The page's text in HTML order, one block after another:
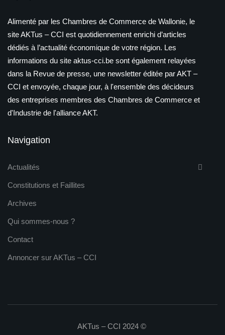
Alimenté par les Chambres de Commerce de Wallonie, le
site AKTus – CCI est quotidiennement enrichi d’articles
dédiés à l’actualité économique de votre région. Les
informations du site aktus-cci.be sont également relayées
dans la Revue de presse, une newsletter éditée par AKT –
CCI et envoyée, chaque jour, à l'ensemble des décideurs
des entreprises membres des Chambres de Commerce et
d'Industrie de l'alliance AKT.
Navigation
Actualités
Constitutions et Faillites
Archives
Qui sommes-nous ?
Contact
Annoncer sur AKTus – CCI
AKTus – CCI 2024 ©